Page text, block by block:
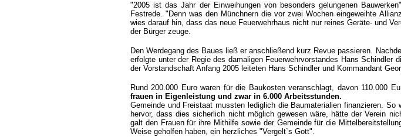
"2005 ist das Jahr der Einweihungen von besonders gelungenen
Festrede. "Denn was den Münchnern die vor zwei Wochen eingeweihte
wies darauf hin, dass das neue Feuerwehrhaus nicht nur reines Geräte- und
der Bürger zeuge.
Den Werdegang des Baues ließ er anschließend kurz Revue passieren.
erfolgte unter der Regie des damaligen Feuerwehrvorstandes Hans
der Vorstandschaft Anfang 2005 leiteten Hans Schindler und Kommandant
Rund 200.000 Euro waren für die Baukosten veranschlagt, davon 110.000
frauen in Eigenleistung und zwar in 6.000 Arbeitsstunden.
Gemeinde und Freistaat mussten lediglich die Baumaterialien finanzieren.
hervor, dass dies sicherlich nicht möglich gewesen wäre, hätte der Verein
galt den Frauen für ihre Mithilfe sowie der Gemeinde für die
Weise geholfen haben, ein herzliches "Vergelt`s Gott".